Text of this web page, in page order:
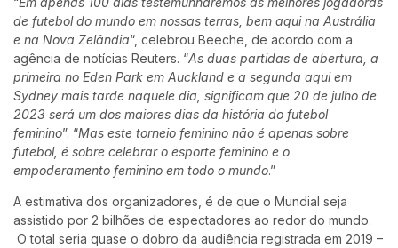
de futebol do mundo em nossas terras, bem aqui na Austrália
e na Nova Zelândia“, celebrou Beeche, de acordo com a
agência de notícias Reuters. “As duas partidas de abertura, a
primeira no Eden Park em Auckland e a segunda aqui em
Sydney mais tarde naquele dia, significam que 20 de julho de
2023 será um dos maiores dias da história do futebol
feminino”. “Mas este torneio feminino não é apenas sobre
futebol, é sobre celebrar o esporte feminino e o
empoderamento feminino em todo o mundo.”
A estimativa dos organizadores, é de que o Mundial seja
assistido por 2 bilhões de espectadores ao redor do mundo.
O total seria quase o dobro da audiência registrada em 2019 –